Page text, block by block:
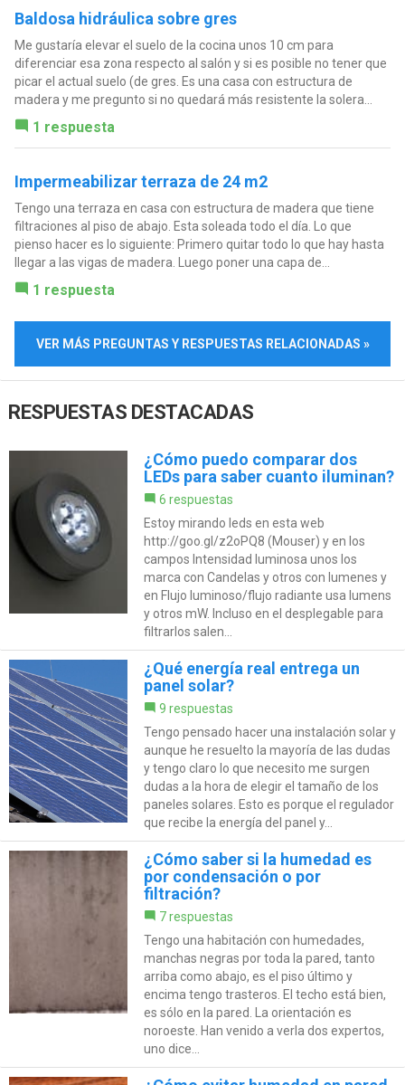
Baldosa hidráulica sobre gres
Me gustaría elevar el suelo de la cocina unos 10 cm para
diferenciar esa zona respecto al salón y si es posible no tener que
picar el actual suelo (de gres. Es una casa con estructura de
madera y me pregunto si no quedará más resistente la solera...
1 respuesta
Impermeabilizar terraza de 24 m2
Tengo una terraza en casa con estructura de madera que tiene
filtraciones al piso de abajo. Esta soleada todo el día. Lo que
pienso hacer es lo siguiente: Primero quitar todo lo que hay hasta
llegar a las vigas de madera. Luego poner una capa de...
1 respuesta
VER MÁS PREGUNTAS Y RESPUESTAS RELACIONADAS »
RESPUESTAS DESTACADAS
¿Cómo puedo comparar dos
LEDs para saber cuanto iluminan?
6 respuestas
Estoy mirando leds en esta web
http://goo.gl/z2oPQ8 (Mouser) y en los
campos Intensidad luminosa unos los
marca con Candelas y otros con lumenes y
en Flujo luminoso/flujo radiante usa lumens
y otros mW. Incluso en el desplegable para
filtrarlos salen...
¿Qué energía real entrega un
panel solar?
9 respuestas
Tengo pensado hacer una instalación solar y
aunque he resuelto la mayoría de las dudas
y tengo claro lo que necesito me surgen
dudas a la hora de elegir el tamaño de los
paneles solares. Esto es porque el regulador
que recibe la energía del panel y...
¿Cómo saber si la humedad es
por condensación o por
filtración?
7 respuestas
Tengo una habitación con humedades,
manchas negras por toda la pared, tanto
arriba como abajo, es el piso último y
encima tengo trasteros. El techo está bien,
es sólo en la pared. La orientación es
noroeste. Han venido a verla dos expertos,
uno dice...